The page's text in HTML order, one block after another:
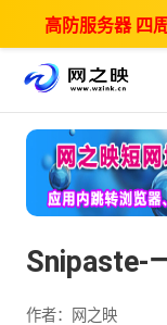
高防服务器 四
Snipaste-
作者：网之映